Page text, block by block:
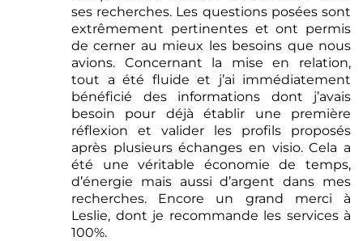
ses recherches. Les questions posées sont
extrêmement pertinentes et ont permis
de cerner au mieux les besoins que nous
avions. Concernant la mise en relation,
tout a été fluide et j’ai immédiatement
bénéficié des informations dont j’avais
besoin pour déjà établir une première
réflexion et valider les profils proposés
après plusieurs échanges en visio. Cela a
été une véritable économie de temps,
d’énergie mais aussi d’argent dans mes
recherches. Encore un grand merci à
Leslie, dont je recommande les services à
100%.